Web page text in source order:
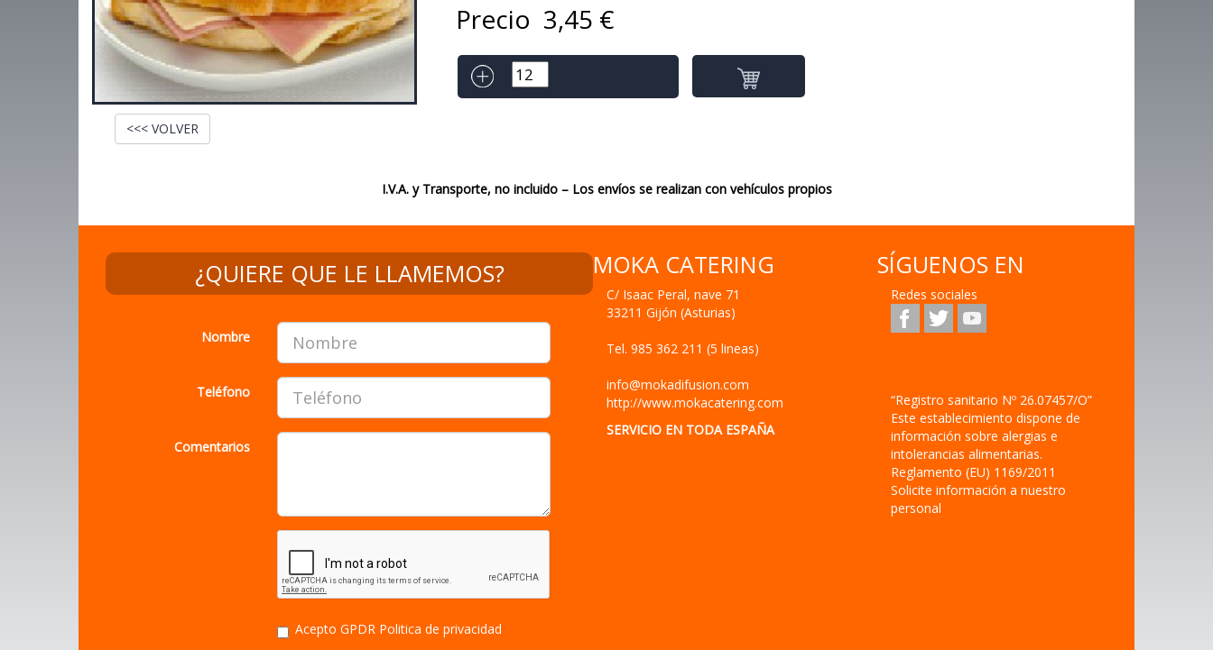
Precio 3,45 €
<<< VOLVER
I.V.A. y Transporte, no incluido – Los envíos se realizan con vehículos propios
¿QUIERE QUE LE LLAMEMOS?
Nombre
Teléfono
Comentarios
Acepto GPDR Politica de privacidad
MOKA CATERING
C/ Isaac Peral, nave 71
33211 Gijón (Asturias)
Tel. 985 362 211 (5 lineas)
info@mokadifusion.com
http://www.mokacatering.com
SERVICIO EN TODA ESPAÑA
SÍGUENOS EN
Redes sociales
“Registro sanitario Nº 26.07457/O”
Este establecimiento dispone de
información sobre alergias e
intolerancias alimentarias.
Reglamento (EU) 1169/2011
Solicite información a nuestro
personal